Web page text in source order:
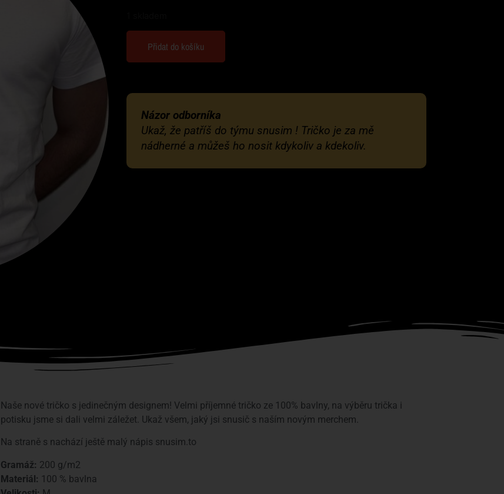
Přidat do košíku
Názor odborníka
Ukaž, že patříš do týmu snusim ! Tričko je za mě
nádherné a můžeš ho nosit kdykoliv a kdekoliv.
Naše nové tričko s jedinečným designem! Velmi příjemné tričko ze 100% bavlny, na výběru trička i
potisku jsme si dali velmi záležet. Ukaž všem, jaký jsi snusič s naším novým merchem.
Na straně s nachází ještě malý nápis snusim.to
Gramáž: 200 g/m2
Materiál: 100 % bavlna